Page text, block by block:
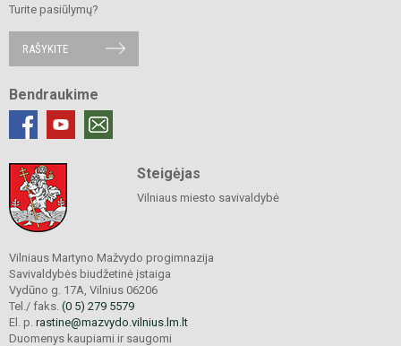
Turite pasiūlymų?
RAŠYKITE
Bendraukime
Steigėjas
Vilniaus miesto savivaldybė
Vilniaus Martyno Mažvydo progimnazija
Savivaldybės biudžetinė įstaiga
Vydūno g. 17A, Vilnius 06206
Tel./ faks. (0 5) 279 5579
El. p. rastine@mazvydo.vilnius.lm.lt
Duomenys kaupiami ir saugomi